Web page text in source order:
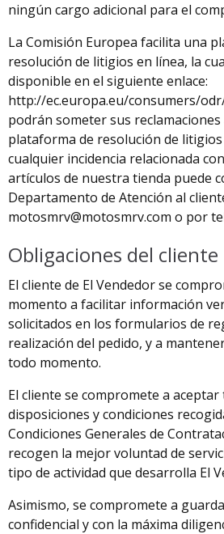
ningún cargo adicional para el
La Comisión Europea facilita una
resolución de litigios en línea, la
disponible en el siguiente enlace:
http://ec.europa.eu/consumers/
podrán someter sus reclamaciones
plataforma de resolución de litigios
cualquier incidencia relacionada
artículos de nuestra tienda puede
Departamento de Atención al
motosmrv@motosmrv.com o por
Obligaciones del cliente
El cliente de El Vendedor se
momento a facilitar información
solicitados en los formularios de
realización del pedido, y a
todo momento.
El cliente se compromete a aceptar
disposiciones y condiciones
Condiciones Generales de
recogen la mejor voluntad de
tipo de actividad que desarrolla El
Asimismo, se compromete a
confidencial y con la máxima